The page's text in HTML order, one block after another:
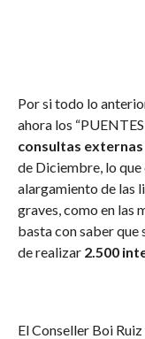
Por si todo lo
ahora los
consultas
de Diciembre, lo
alargamiento de las
graves, como en las
basta con saber que
de realizar 2.500
El Conseller Boi